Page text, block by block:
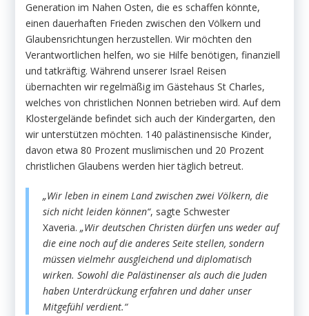
Generation im Nahen Osten, die es schaffen könnte,
einen dauerhaften Frieden zwischen den Völkern und
Glaubensrichtungen herzustellen. Wir möchten den
Verantwortlichen helfen, wo sie Hilfe benötigen, finanziell
und tatkräftig. Während unserer Israel Reisen
übernachten wir regelmäßig im Gästehaus St Charles,
welches von christlichen Nonnen betrieben wird. Auf dem
Klostergelände befindet sich auch der Kindergarten, den
wir unterstützen möchten. 140 palästinensische Kinder,
davon etwa 80 Prozent muslimischen und 20 Prozent
christlichen Glaubens werden hier täglich betreut.
„Wir leben in einem Land zwischen zwei Völkern, die
sich nicht leiden können“, sagte Schwester
Xaveria.„Wir deutschen Christen dürfen uns weder auf
die eine noch auf die anderes Seite stellen, sondern
müssen vielmehr ausgleichend und diplomatisch
wirken. Sowohl die Palästinenser als auch die Juden
haben Unterdrückung erfahren und daher unser
Mitgefühl verdient.“